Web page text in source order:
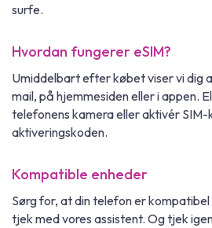
surfe.
Hvordan fungerer eSIM?
Umiddelbart efter købet viser vi dig
mail, på hjemmesiden eller i appen.
telefonens kamera eller aktivér
aktiveringskoden.
Kompatible enheder
Sørg for, at din telefon er kompatibel
tjek med vores assistent. Og tjek